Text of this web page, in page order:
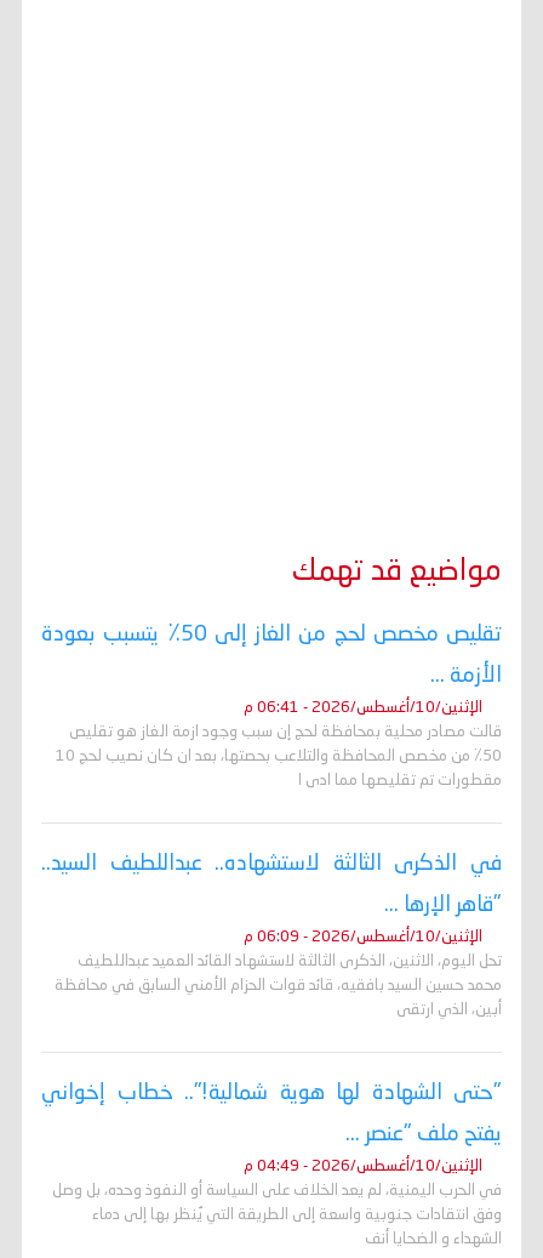
مواضيع قد تهمك
تقليص مخصص لحج من الغاز إلى 50٪ يتسبب بعودة
الأزمة ...
الإثنين/10/أغسطس/2026 - 06:41 م
قالت مصادر محلية بمحافظة لحج إن سبب وجود ازمة الغاز هو تقليص
50٪ من مخصص المحافظة والتلاعب بحصتها، بعد ان كان نصيب لحج 10
مقطورات تم تقليصها مما ادى ا
في الذكرى الثالثة لاستشهاده.. عبداللطيف السيد..
"قاهر الإرها ...
الإثنين/10/أغسطس/2026 - 06:09 م
تحل اليوم، الاثنين، الذكرى الثالثة لاستشهاد القائد العميد عبداللطيف
محمد حسين السيد بافقيه، قائد قوات الحزام الأمني السابق في محافظة
أبين، الذي ارتقى
"حتى الشهادة لها هوية شمالية!".. خطاب إخواني
يفتح ملف "عنصر ...
الإثنين/10/أغسطس/2026 - 04:49 م
في الحرب اليمنية، لم يعد الخلاف على السياسة أو النفوذ وحده، بل وصل
وفق انتقادات جنوبية واسعة إلى الطريقة التي يُنظر بها إلى دماء
الشهداء و الضحايا أنف